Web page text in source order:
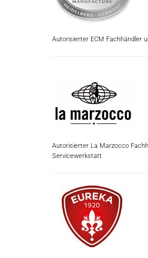
Autorisierter ECM Fachhändler
Autorisierter La Marzocco
Servicewerkstatt